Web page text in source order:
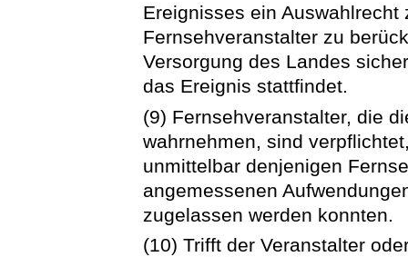
Ereignisses ein
Fernsehveranstalter zu
Versorgung des Landes
das Ereignis stattfindet.
(9) Fernsehveranstalter, die
wahrnehmen, sind
unmittelbar denjenigen
angemessenen
zugelassen werden konnten.
(10) Trifft der Veranstalter